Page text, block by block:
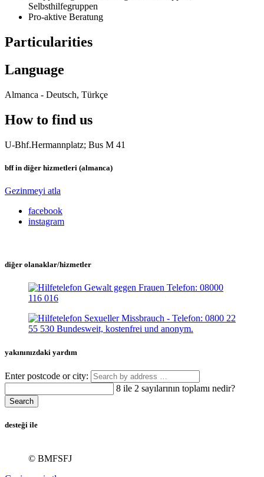
Selbsthilfegruppen
Pro-aktive Beratung
Particularities
Language
Almanca - Deutsch, Türkçe
How to find us
U-Bhf.Hermannplatz; Bus M 41
bff in diğer hizmetleri (almanca)
Gezinmeyi atla
facebook
instagram
diğer olanaklar/hizmetler
yakınınızdaki yardım
Enter postcode or city:
8 ile 2 sayılarının toplamı nedir?
Search
desteği ile
© BMFSFJ